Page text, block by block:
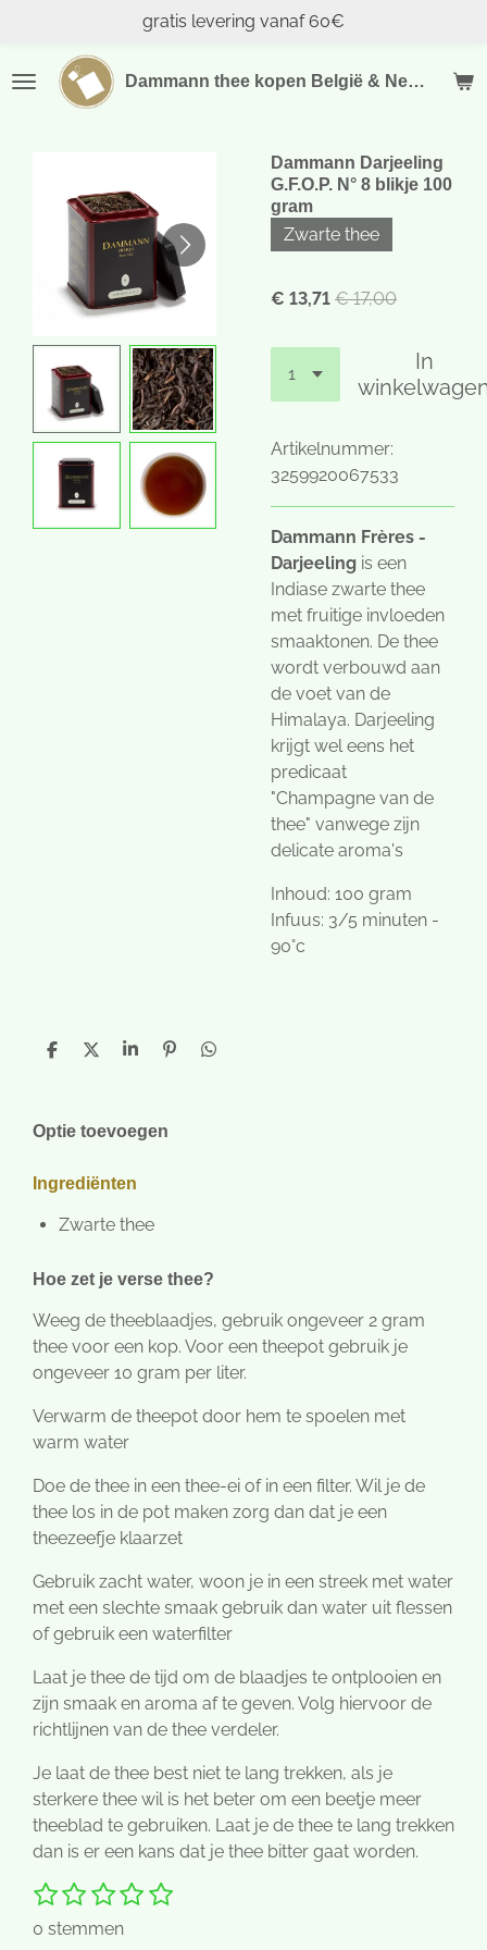
naar
Dammann thee kopen België & Nederland
gratis levering vanaf 60€
Dammann Darjeeling
G.F.O.P. N° 8 blikje 100
gram
Zwarte thee
€ 13,71 € 17,00
In
Artikelnummer:
3259920067533
Dammann Frères -
Darjeeling is een
Indiase zwarte thee
met fruitige invloeden
smaaktonen. De thee
wordt verbouwd aan
de voet van de
Himalaya. Darjeeling
krijgt wel eens het
predicaat
"Champagne van de
thee" vanwege zijn
delicate aroma's
Inhoud: 100 gram
Infuus: 3/5 minuten -
90°c
D
n
D
S
e
P
D
Optie toevoegen
Ingrediënten
Zwarte thee
Hoe zet je verse thee?
Weeg de theeblaadjes, gebruik ongeveer 2 gram
thee voor een kop. Voor een theepot gebruik je
ongeveer 10 gram per liter.
Verwarm de theepot door hem te spoelen met
warm water
Doe de thee in een thee-ei of in een filter. Wil je de
thee los in de pot maken zorg dan dat je een
theezeefje klaarzet
Gebruik zacht water, woon je in een streek met water
met een slechte smaak gebruik dan water uit flessen
of gebruik een waterfilter
Laat je thee de tijd om de blaadjes te ontplooien en
zijn smaak en aroma af te geven. Volg hiervoor de
richtlijnen van de thee verdeler.
Je laat de thee best niet te lang trekken, als je
sterkere thee wil is het beter om een beetje meer
theeblad te gebruiken. Laat je de thee te lang trekken
dan is er een kans dat je thee bitter gaat worden.
R
a
1
s
2
s
3
s
4
s
5 S
0 stemmen